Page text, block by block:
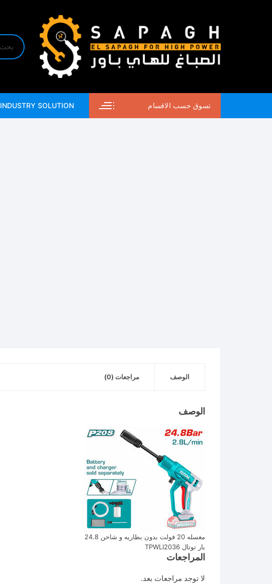
تسوق حسب الاقسام INDUSTRY SOLUTION
الوصف مراجعات (0)
الوصف
مغسله 20 فولت بدون بطاريه و شاحن 24.8
بار توتال TPWLI2036
المراجعات
لا توجد مراجعات بعد.